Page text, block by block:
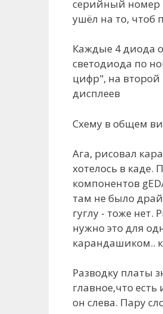
серийный номер
ушёл на то, чтоб
Каждые 4 диода
светодиода по
цифр", на
дисплеев
Схему в общем
Ага, рисовал
хотелось в каде.
компонентов
там не было
гуглу - тоже нет.
нужно это для
карандашиком..
Разводку платы
главное,что
он слева. Пару